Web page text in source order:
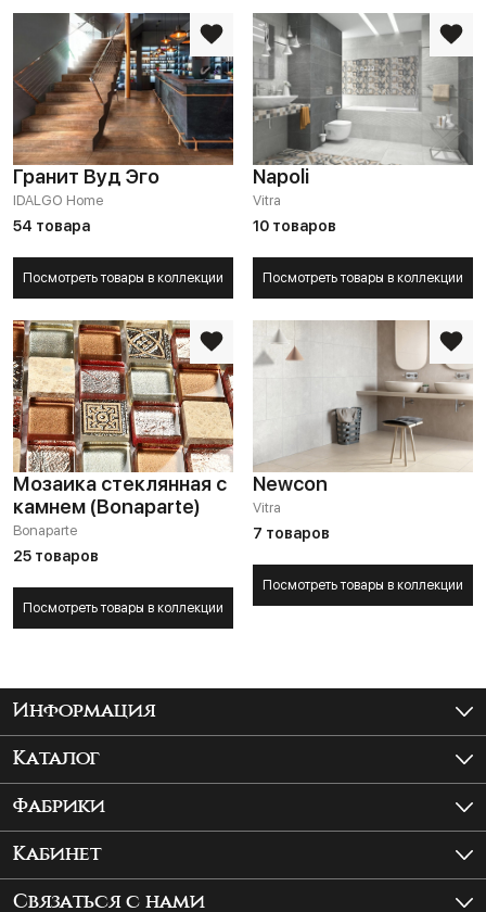
Гранит Вуд Эго
IDALGO Home
54 товара
Посмотреть товары в коллекции
Napoli
Vitra
10 товаров
Посмотреть товары в коллекции
Мозаика стеклянная с
камнем (Bonaparte)
Bonaparte
25 товаров
Посмотреть товары в коллекции
Newcon
Vitra
7 товаров
Посмотреть товары в коллекции
Информация
Как купить?
Шоурум
Каталог
Керамогранит
Плитка для ванной
Фабрики
ITALON
Кабинет
Войти
Связаться с нами